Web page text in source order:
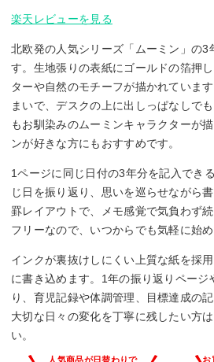
楽天レビューを見る
北欧発の人気シリーズ「ムーミン」の3
す。生地張りの表紙にゴールドの箔押
ターや自然のモチーフが描かれていま
まいで、デスクの上に出しっぱなしで
もお馴染みのムーミンキャラクターが
ンが好きな方にもおすすめです。
1ページに同じ日付の3年分を記入でき
じ日を振り返り、思いを巡らせながら
罫レイアウトで、メモ感覚で気負わず
フリーなので、いつからでも気軽に始め
インクが裏抜けしにくい上質な紙を採
に書き込めます。1年の振り返りページ
り、育児記録や体調管理、目標達成の
大切な日々の変化を丁寧に残したい方
い。